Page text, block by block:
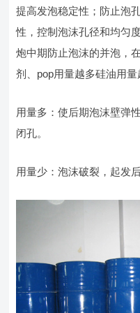
提高发泡稳定性；防止泡
性，控制泡沫孔径和均匀
炮中期防止泡沫的并泡，
剂、pop用量越多硅油用量
用量多：使后期泡沫壁弹
闭孔。
用量少：泡沫破裂，起发